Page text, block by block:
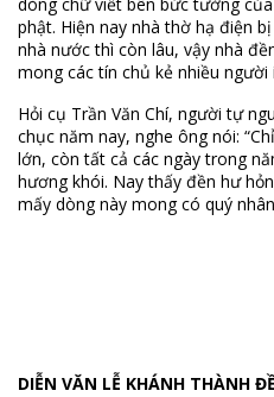
phật. Hiện nay nhà thờ hạ điện
nhà nước thì còn lâu, vậy nhà
mong các tín chủ kẻ nhiều người
Hỏi cụ Trần Văn Chí, người tự
chục năm nay, nghe ông nói:
lớn, còn tất cả các ngày trong
hương khói. Nay thấy đền hư
mấy dòng này mong có quý
DIỄN VĂN LỄ KHÁNH THÀNH